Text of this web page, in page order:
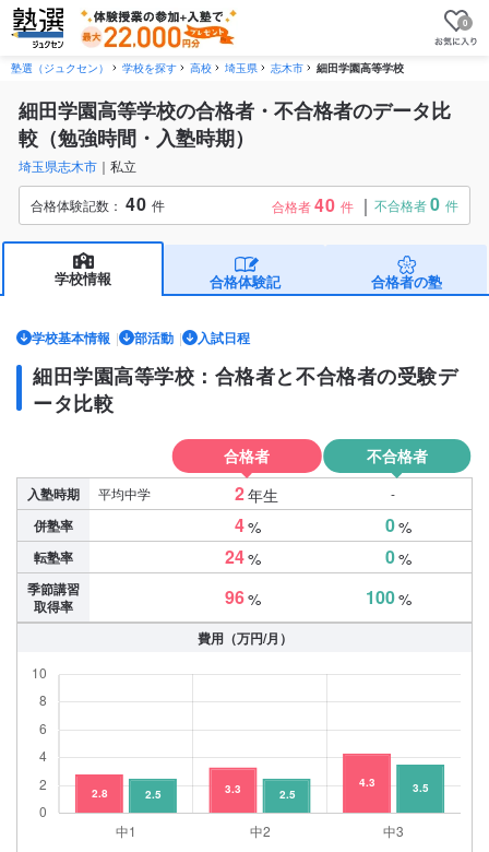
0
塾選（ジュクセン） 学校を探す 高校 埼玉県 志木市 細田学園高等学校
細田学園高等学校の合格者・不合格者のデータ比
較（勉強時間・入塾時期）
埼玉県志木市 私立
合格体験記数：40 件 合格者40 件 不合格者0 件
学校情報 合格体験記 合格者の塾
学校基本情報 部活動 入試日程
細田学園高等学校：合格者と不合格者の受験デ
ータ比較
入塾時期 平均中学
合格者
2年生
不合格者
-
併塾率 4% 0%
転塾率 24% 0%
季節講習
取得率
96% 100%
費用（万円/月）